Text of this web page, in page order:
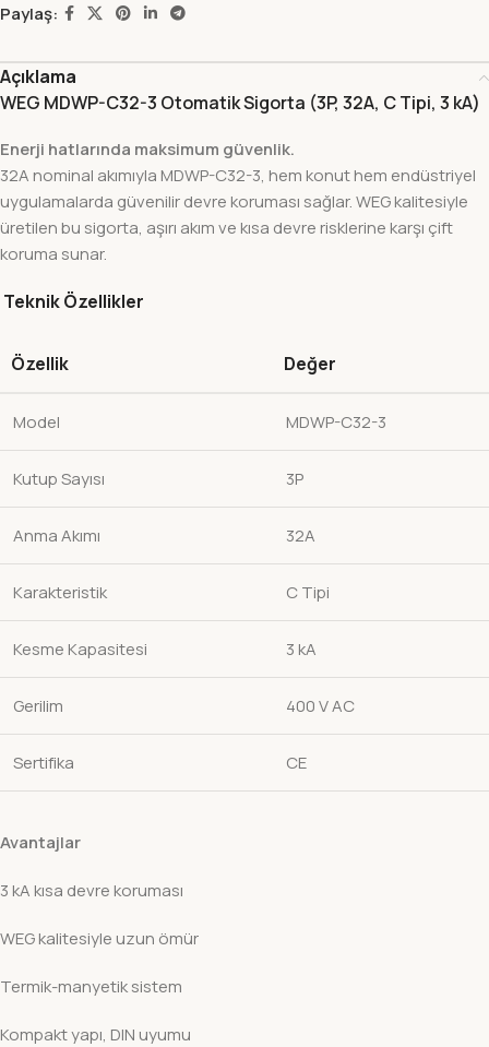
Paylaş:
Açıklama
WEG MDWP-C32-3 Otomatik Sigorta (3P, 32A, C Tipi, 3 kA)
Enerji hatlarında maksimum güvenlik.
32A nominal akımıyla MDWP-C32-3, hem konut hem endüstriyel
uygulamalarda güvenilir devre koruması sağlar. WEG kalitesiyle
üretilen bu sigorta, aşırı akım ve kısa devre risklerine karşı çift
koruma sunar.
Teknik Özellikler
Özellik Değer
Model MDWP-C32-3
Kutup Sayısı 3P
Anma Akımı 32A
Karakteristik C Tipi
Kesme Kapasitesi 3 kA
Gerilim 400 V AC
Sertifika CE
Avantajlar
3 kA kısa devre koruması
WEG kalitesiyle uzun ömür
Termik-manyetik sistem
Kompakt yapı, DIN uyumu